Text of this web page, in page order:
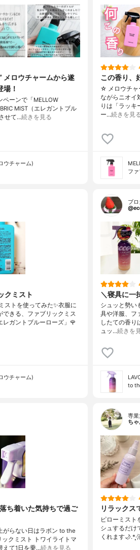
メロウチャームから遂
！
ペーンで「MELLOW
MIST（エレガントブル
せて…続きを見る
ウチャーム)
この香り、
☆ メロウチャ
ながらニオイ
りは「ラッキ
ー…続きを見
フ
クミスト
ストを使ってみた✨衣服に
できる、ファブリックミス
レガントブルーローズ」🌹
ウチャーム)
ブ
＼寝具に一
シュッと勢い
具や洋服、フ
したての香り
ュッ…続きを
to
ち着いた気持ちで過ご
がらない日はラボン to the
クミスト トワイライトマ
えて1日を乗…続きを見る
専
ちゃ
リラックス
ピローミスト
シュするだけ
くれます